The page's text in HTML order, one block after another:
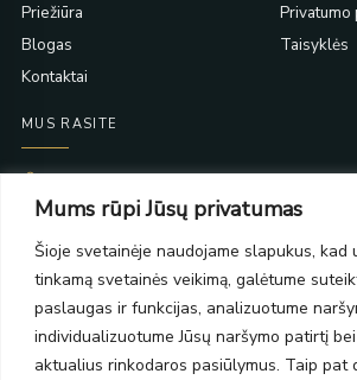
Mums rūpi Jūsų privatumas
Šioje svetainėje naudojame slapukus, kad
tinkamą svetainės veikimą, galėtume
paslaugas ir funkcijas, analizuotume
individualizuotume Jūsų naršymo patirtį
aktualius rinkodaros pasiūlymus. Taip pat
Priežiūra
Blogas
Kontaktai
Privatumo
Taisyklės
MUS RASITE
PC Molas, Klaipėda
PC BIG 2, Klaipėda
Šilutės pl. 35
PC Banginis, Klaipėda
NAUJIENLAIŠKIS